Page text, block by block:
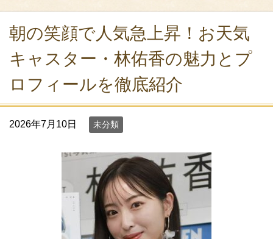
朝の笑顔で人気急上昇！お天気
キャスター・林佑香の魅力とプ
ロフィールを徹底紹介
2026年7月10日 未分類